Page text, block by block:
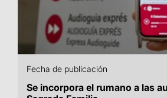
Fecha de publicación
Se incorpora el rumano a las